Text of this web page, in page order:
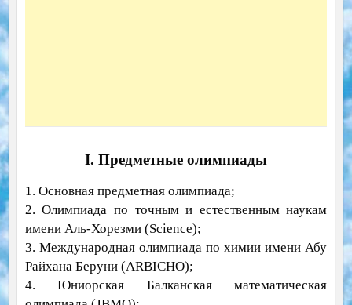
I. Предметные олимпиады
1. Основная предметная олимпиада;
2. Олимпиада по точным и естественным наукам
имени Аль-Хорезми (Science);
3. Международная олимпиада по химии имени Абу
Райхана Беруни (ARBICHO);
4. Юниорская Балканская математическая